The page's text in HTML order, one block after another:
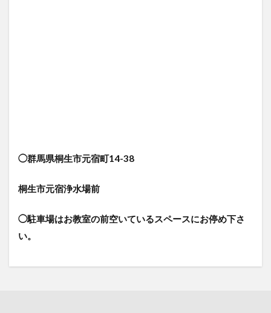
◯群馬県桐生市元宿町14-38
桐生市元宿浄水場前
◯駐車場はお教室の前空いているスペースにお停め下さ
い。